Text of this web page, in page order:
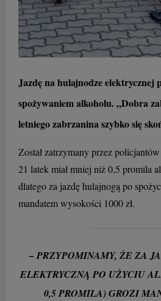
Jazdę na hulajnodze elektrycznej
spożywaniem alkoholu. „Dobra
letniego zabrzanina szybko się
Został zatrzymany przez
21 latek miał mniej niż 0,5 promila
dlatego za jazdę hulajnogą po
mandatem wysokości 1000 zł.
– PRZYPOMINAMY, ŻE ZA
ELEKTRYCZNĄ PO UŻYCIU
0,5 PROMILA) GROZI